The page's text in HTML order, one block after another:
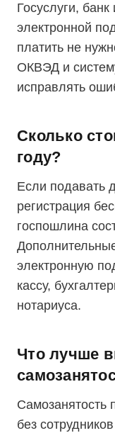
Госуслуги,
электронной
платить не
ОКВЭД и
исправлять
Сколько
году?
Если подавать
регистрация
госпошлина
электронную
кассу,
нотариуса.
Что лучше
Самозанятость
без